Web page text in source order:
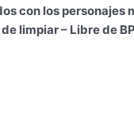
con los personajes
limpiar – Libre de